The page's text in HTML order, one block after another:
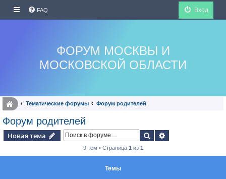
FAQ Вход
ФОРУМ МОСКВЫ И
МОСКОВСКОЙ ОБЛАСТИ
Тематические форумы Форум родителей
Форум родителей
Новая тема Поиск
9 тем • Страница 1 из 1
Темы